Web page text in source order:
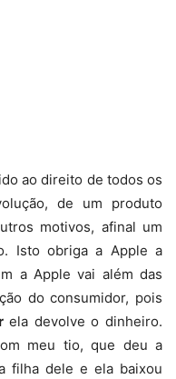
ao direito de todos os
de um produto
motivos, afinal um
Isto obriga a Apple a
a Apple vai além das
do consumidor, pois
ela devolve o dinheiro.
meu tio, que deu a
filha dele e ela baixou